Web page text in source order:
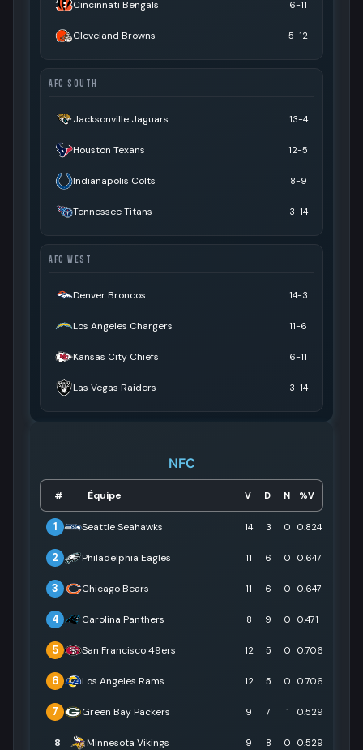
Cincinnati Bengals 6-11
Cleveland Browns 5-12
AFC SOUTH
Jacksonville Jaguars 13-4
Houston Texans 12-5
Indianapolis Colts 8-9
Tennessee Titans 3-14
AFC WEST
Denver Broncos 14-3
Los Angeles Chargers 11-6
Kansas City Chiefs 6-11
Las Vegas Raiders 3-14
NFC
# Équipe V D N %V
1 Seattle Seahawks 14 3 0 0.824
2 Philadelphia Eagles 11 6 0 0.647
3 Chicago Bears 11 6 0 0.647
4 Carolina Panthers 8 9 0 0.471
5 San Francisco 49ers 12 5 0 0.706
6 Los Angeles Rams 12 5 0 0.706
7 Green Bay Packers 9 7 1 0.529
8 Minnesota Vikings 9 8 0 0.529